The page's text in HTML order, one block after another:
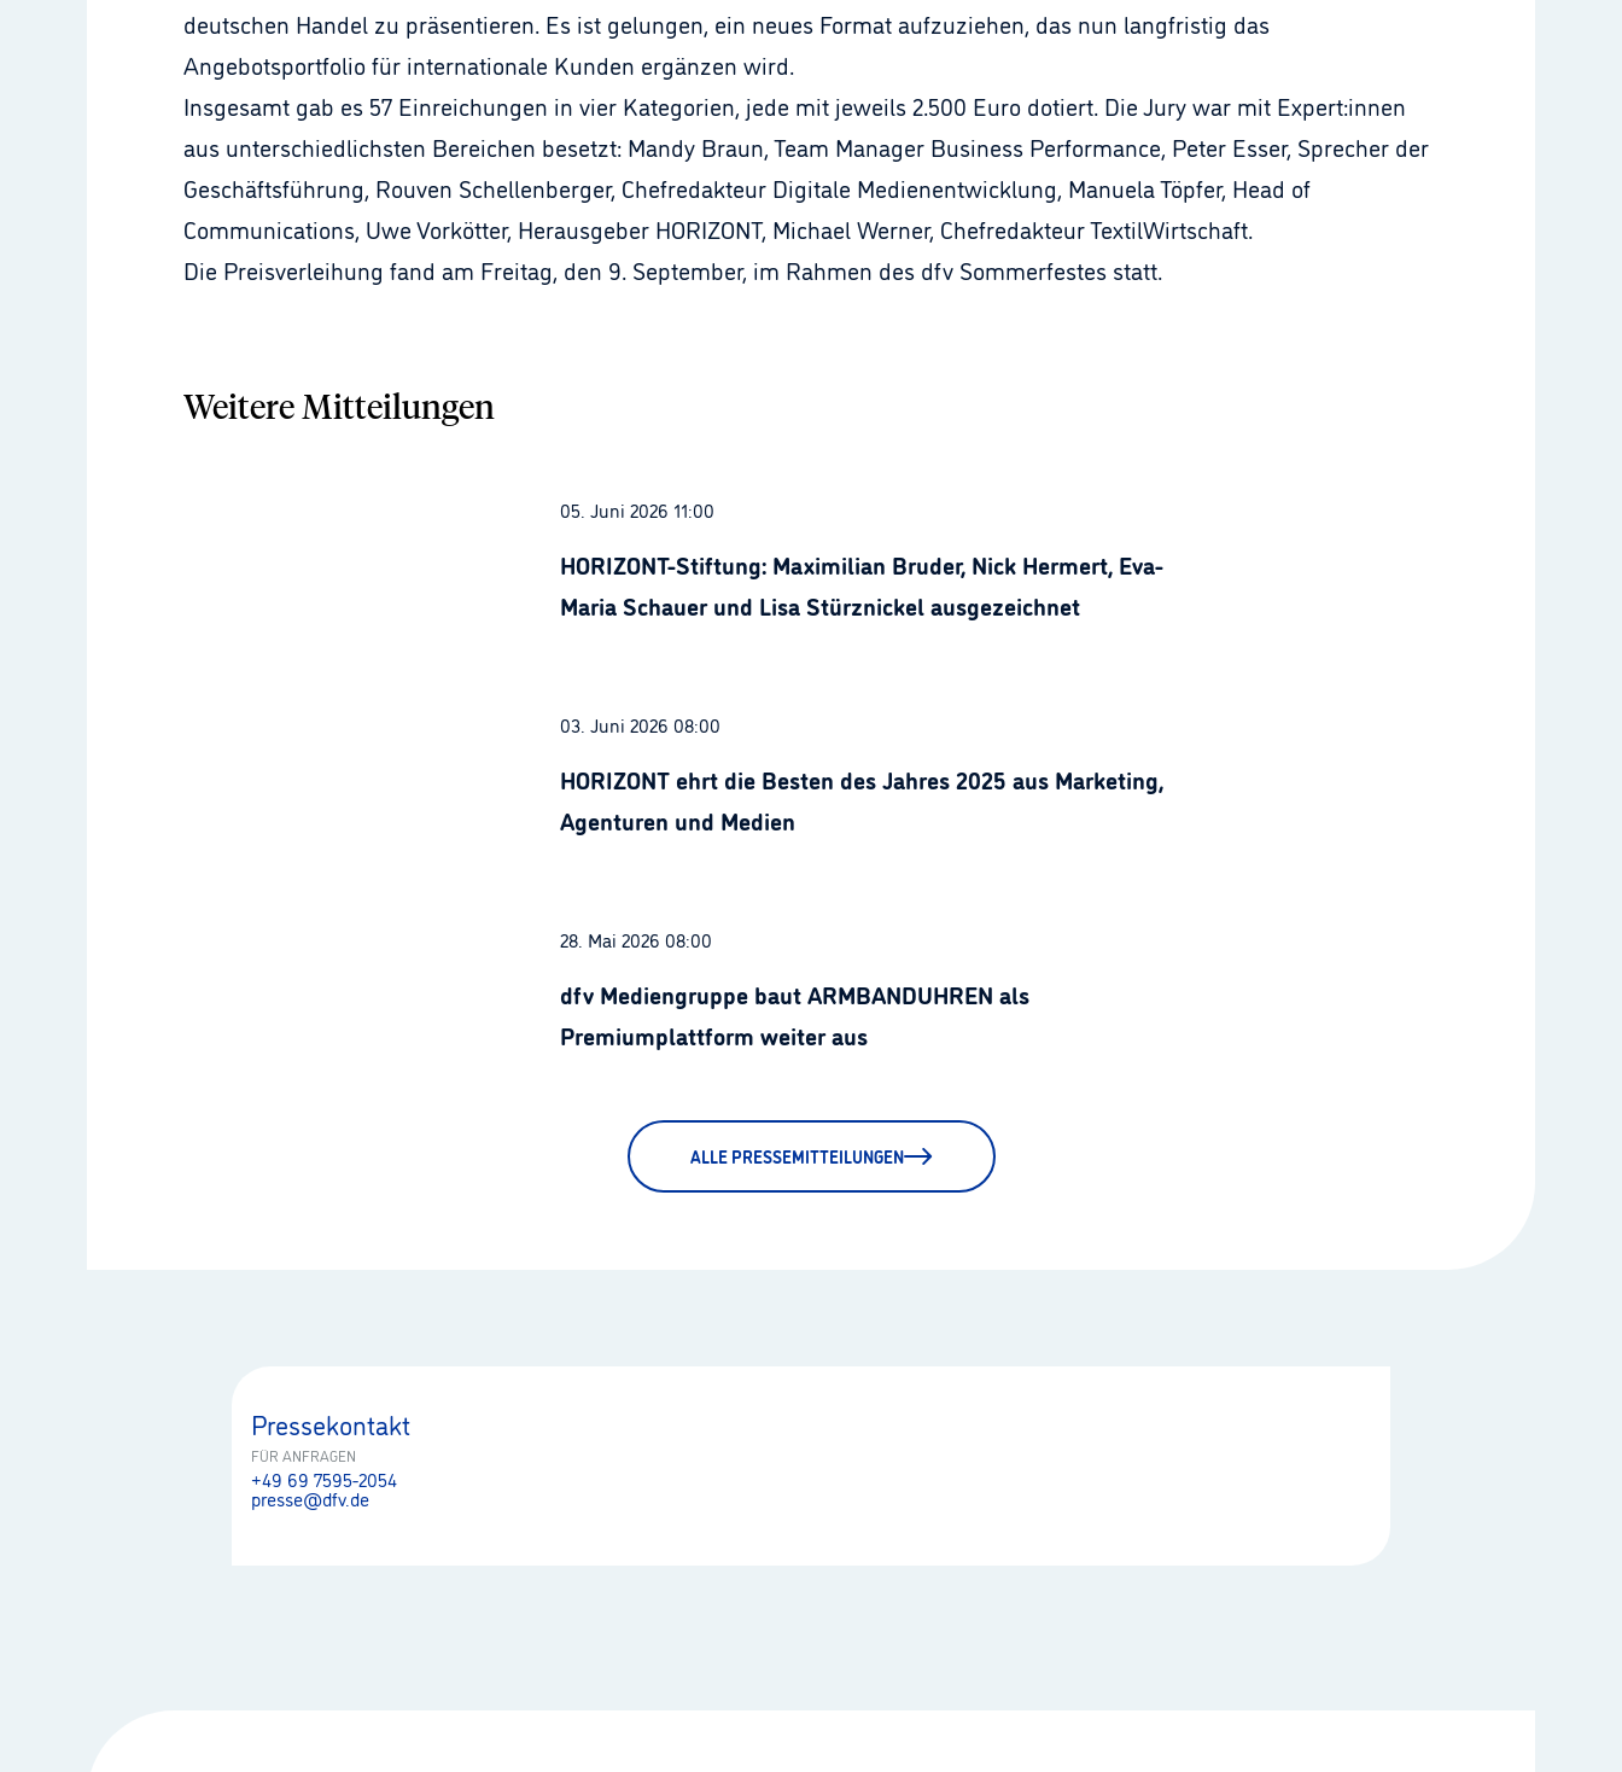
deutschen Handel zu präsentieren. Es ist gelungen, ein neues Format aufzuziehen, das nun langfristig das
Angebotsportfolio für internationale Kunden ergänzen wird.
Insgesamt gab es 57 Einreichungen in vier Kategorien, jede mit jeweils 2.500 Euro dotiert. Die Jury war mit Expert:innen
aus unterschiedlichsten Bereichen besetzt: Mandy Braun, Team Manager Business Performance, Peter Esser, Sprecher der
Geschäftsführung, Rouven Schellenberger, Chefredakteur Digitale Medienentwicklung, Manuela Töpfer, Head of
Communications, Uwe Vorkötter, Herausgeber HORIZONT, Michael Werner, Chefredakteur TextilWirtschaft.
Die Preisverleihung fand am Freitag, den 9. September, im Rahmen des dfv Sommerfestes statt.
Weitere Mitteilungen
05. Juni 2026 11:00
HORIZONT-Stiftung: Maximilian Bruder, Nick Hermert, Eva-
Maria Schauer und Lisa Stürznickel ausgezeichnet
03. Juni 2026 08:00
HORIZONT ehrt die Besten des Jahres 2025 aus Marketing,
Agenturen und Medien
28. Mai 2026 08:00
dfv Mediengruppe baut ARMBANDUHREN als
Premiumplattform weiter aus
ALLE PRESSEMITTEILUNGEN
Pressekontakt
FÜR ANFRAGEN
+49 69 7595-2054
presse@dfv.de